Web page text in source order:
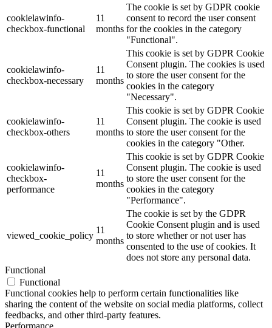
cookielawinfo-
checkbox-functional
11
months
The cookie is set by GDPR cookie
consent to record the user consent
for the cookies in the category
"Functional".
cookielawinfo-
checkbox-necessary
11
months
This cookie is set by GDPR Cookie
Consent plugin. The cookies is used
to store the user consent for the
cookies in the category
"Necessary".
cookielawinfo-
checkbox-others
11
months
This cookie is set by GDPR Cookie
Consent plugin. The cookie is used
to store the user consent for the
cookies in the category "Other.
cookielawinfo-
checkbox-
performance
11
months
This cookie is set by GDPR Cookie
Consent plugin. The cookie is used
to store the user consent for the
cookies in the category
"Performance".
viewed_cookie_policy
11
months
The cookie is set by the GDPR
Cookie Consent plugin and is used
to store whether or not user has
consented to the use of cookies. It
does not store any personal data.
Functional
Functional
Functional cookies help to perform certain functionalities like
sharing the content of the website on social media platforms, collect
feedbacks, and other third-party features.
Performance